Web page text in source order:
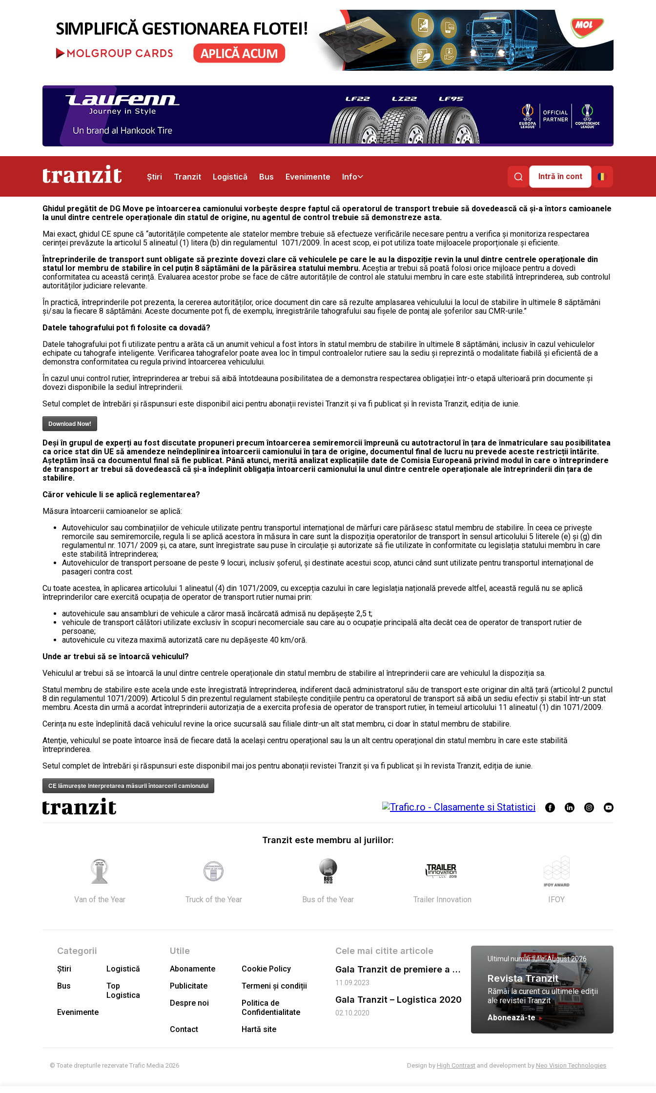
Știri Tranzit Logistică Bus Evenimente Info
Abonamente Publicitate Contact
Intră în cont
Ghidul pregătit de DG Move pe întoarcerea camionului vorbește despre faptul că operatorul de transport trebuie să dovedească că și-a întors camioanele
la unul dintre centrele operaționale din statul de origine, nu agentul de control trebuie să demonstreze asta.
Mai exact, ghidul CE spune că “autoritățile competente ale statelor membre trebuie să efectueze verificările necesare pentru a verifica și monitoriza respectarea
cerinței prevăzute la articolul 5 alineatul (1) litera (b) din regulamentul 1071/2009. În acest scop, ei pot utiliza toate mijloacele proporționale și eficiente.
Întreprinderile de transport sunt obligate să prezinte dovezi clare că vehiculele pe care le au la dispoziție revin la unul dintre centrele operaționale din
statul lor membru de stabilire în cel puțin 8 săptămâni de la părăsirea statului membru. Aceștia ar trebui să poată folosi orice mijloace pentru a dovedi
conformitatea cu această cerință. Evaluarea acestor probe se face de către autoritățile de control ale statului membru în care este stabilită întreprinderea, sub controlul
autorităților judiciare relevante.
În practică, întreprinderile pot prezenta, la cererea autorităților, orice document din care să rezulte amplasarea vehiculului la locul de stabilire în ultimele 8 săptămâni
și/sau la fiecare 8 săptămâni. Aceste documente pot fi, de exemplu, înregistrările tahografului sau fișele de pontaj ale șoferilor sau CMR-urile.”
Datele tahografului pot fi folosite ca dovadă?
Datele tahografului pot fi utilizate pentru a arăta că un anumit vehicul a fost întors în statul membru de stabilire în ultimele 8 săptămâni, inclusiv în cazul vehiculelor
echipate cu tahografe inteligente. Verificarea tahografelor poate avea loc în timpul controalelor rutiere sau la sediu și reprezintă o modalitate fiabilă și eficientă de a
demonstra conformitatea cu regula privind întoarcerea vehiculului.
În cazul unui control rutier, întreprinderea ar trebui să aibă întotdeauna posibilitatea de a demonstra respectarea obligației într-o etapă ulterioară prin documente și
dovezi disponibile la sediul întreprinderii.
Setul complet de întrebări și răspunsuri este disponibil aici pentru abonații revistei Tranzit și va fi publicat și în revista Tranzit, ediția de iunie.
Download Now!
Deși în grupul de experți au fost discutate propuneri precum întoarcerea semiremorcii împreună cu autotractorul în țara de înmatriculare sau posibilitatea
ca orice stat din UE să amendeze neîndeplinirea întoarcerii camionului în țara de origine, documentul final de lucru nu prevede aceste restricții întărite.
Așteptăm însă ca documentul final să fie publicat. Până atunci, merită analizat explicațiile date de Comisia Europeană privind modul în care o întreprindere
de transport ar trebui să dovedească că și-a îndeplinit obligația întoarcerii camionului la unul dintre centrele operaționale ale întreprinderii din țara de
stabilire.
Căror vehicule li se aplică reglementarea?
Măsura întoarcerii camioanelor se aplică:
Autovehiculor sau combinațiilor de vehicule utilizate pentru transportul internațional de mărfuri care părăsesc statul membru de stabilire. În ceea ce privește
remorcile sau semiremorcile, regula li se aplică acestora în măsura în care sunt la dispoziția operatorilor de transport în sensul articolului 5 literele (e) și (g) din
regulamentul nr. 1071/ 2009 și, ca atare, sunt înregistrate sau puse în circulație și autorizate să fie utilizate în conformitate cu legislația statului membru în care
este stabilită întreprinderea;
Autovehiculor de transport persoane de peste 9 locuri, inclusiv șoferul, și destinate acestui scop, atunci când sunt utilizate pentru transportul internațional de
pasageri contra cost.
Cu toate acestea, în aplicarea articolului 1 alineatul (4) din 1071/2009, cu excepția cazului în care legislația națională prevede altfel, această regulă nu se aplică
întreprinderilor care exercită ocupația de operator de transport rutier numai prin:
autovehicule sau ansambluri de vehicule a căror masă încărcată admisă nu depășește 2,5 t;
vehicule de transport călători utilizate exclusiv în scopuri necomerciale sau care au o ocupație principală alta decât cea de operator de transport rutier de
persoane;
autovehicule cu viteza maximă autorizată care nu depăşeste 40 km/oră.
Unde ar trebui să se întoarcă vehiculul?
Vehiculul ar trebui să se întoarcă la unul dintre centrele operaționale din statul membru de stabilire al întreprinderii care are vehiculul la dispoziția sa.
Statul membru de stabilire este acela unde este înregistrată întreprinderea, indiferent dacă administratorul său de transport este originar din altă țară (articolul 2 punctul
8 din regulamentul 1071/2009). Articolul 5 din prezentul regulament stabilește condiţiile pentru ca operatorul de transport să aibă un sediu efectiv și stabil într-un stat
membru. Acesta din urmă a acordat întreprinderii autorizația de a exercita profesia de operator de transport rutier, în temeiul articolului 11 alineatul (1) din 1071/2009.
Cerința nu este îndeplinită dacă vehiculul revine la orice sucursală sau filiale dintr-un alt stat membru, ci doar în statul membru de stabilire.
Atenţie, vehiculul se poate întoarce însă de fiecare dată la același centru operațional sau la un alt centru operațional din statul membru în care este stabilită
întreprinderea.
Setul complet de întrebări și răspunsuri este disponibil mai jos pentru abonații revistei Tranzit și va fi publicat și în revista Tranzit, ediția de iunie.
CE lămureşte interpretarea măsurii întoarcerii camionului
Tranzit este membru al juriilor:
Van of the Year Truck of the Year Bus of the Year Trailer Innovation IFOY
Categorii
Știri
Logistică
Bus
Top
Logistica
Evenimente
Utile
Abonamente
Cookie Policy
Publicitate
Termeni și condiții
Despre noi
Politica de
Confidentialitate
Contact
Hartă site
Cele mai citite articole
Gala Tranzit de premiere a celor mai eficienti operatori de transport marfa 2023
11.09.2023
Gala Tranzit – Logistica 2020
02.10.2020
Ultimul număr:Iulie-August 2026
Revista Tranzit
Rămâi la curent cu ultimele ediții
ale revistei Tranzit
Abonează-te
© Toate drepturile rezervate Trafic Media 2026 Design by High Contrast and development by Neo Vision Technologies